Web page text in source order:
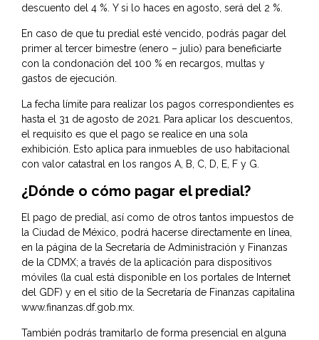
descuento del 4 %. Y si lo haces en agosto, será del 2 %.
En caso de que tu predial esté vencido, podrás pagar del
primer al tercer bimestre (enero – julio) para beneficiarte
con la condonación del 100 % en recargos, multas y
gastos de ejecución.
La fecha límite para realizar los pagos correspondientes es
hasta el 31 de agosto de 2021. Para aplicar los descuentos,
el requisito es que el pago se realice en una sola
exhibición. Esto aplica para inmuebles de uso habitacional
con valor catastral en los rangos A, B, C, D, E, F y G.
¿Dónde o cómo pagar el predial?
El pago de predial, así como de otros tantos impuestos de
la Ciudad de México, podrá hacerse directamente en línea,
en la página de la Secretaría de Administración y Finanzas
de la CDMX; a través de la aplicación para dispositivos
móviles (la cual está disponible en los portales de Internet
del GDF) y en el sitio de la Secretaría de Finanzas capitalina
www.finanzas.df.gob.mx.
También podrás tramitarlo de forma presencial en alguna